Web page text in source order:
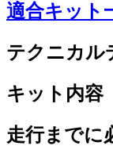
適合キット
テクニカル
キット内容
走行までに